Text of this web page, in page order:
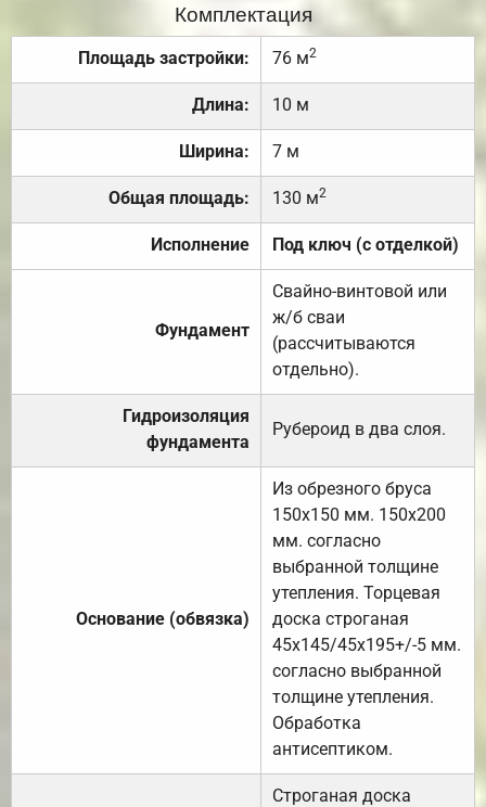
Комплектация
Площадь застройки: 76 м2
Длина: 10 м
Ширина: 7 м
Общая площадь: 130 м2
Исполнение Под ключ (с отделкой)
Фундамент
Свайно-винтовой или
ж/б сваи
(рассчитываются
отдельно).
Гидроизоляция
фундамента
Рубероид в два слоя.
Основание (обвязка)
Из обрезного бруса
150х150 мм. 150х200
мм. согласно
выбранной толщине
утепления. Торцевая
доска строганая
45х145/45х195+/-5 мм.
согласно выбранной
толщине утепления.
Обработка
антисептиком.
Строганая доска